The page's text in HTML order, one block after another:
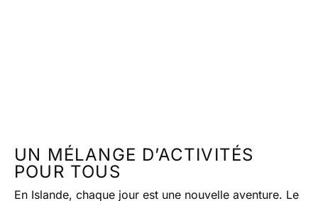
UN MÉLANGE D’ACTIVITÉS
POUR TOUS
En Islande, chaque jour est une nouvelle aventure. Le